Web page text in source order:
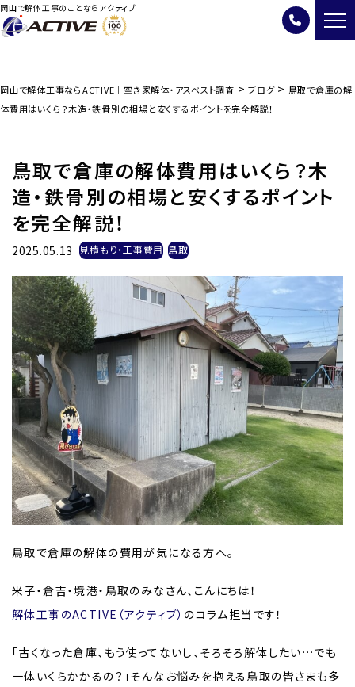
岡山で解体工事のことならアクティブ
岡山で解体工事ならACTIVE｜空き家解体・アスベスト調査 > ブログ> 鳥取で倉庫の解
体費用はいくら？木造・鉄骨別の相場と安くするポイントを完全解説！
鳥取で倉庫の解体費用はいくら？木
造・鉄骨別の相場と安くするポイント
を完全解説！
2025.05.13 見積もり・工事費用 鳥取
鳥取で倉庫の解体の費用が気になる方へ。
米子・倉吉・境港・鳥取のみなさん、こんにちは！
解体工事のACTIVE（アクティブ） のコラム担当です！
「古くなった倉庫、もう使ってないし、そろそろ解体したい…でも
一体いくらかかるの？」そんなお悩みを抱える鳥取の皆さまも多